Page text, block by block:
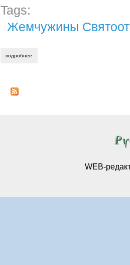
Tags:
Жемчужины
подробнее
WEB-